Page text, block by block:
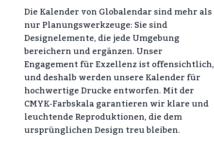
Die Kalender von Globalendar sind mehr als
nur Planungswerkzeuge: Sie sind
Designelemente, die jede Umgebung
bereichern und ergänzen. Unser
Engagement für Exzellenz ist offensichtlich,
und deshalb werden unsere Kalender für
hochwertige Drucke entworfen. Mit der
CMYK-Farbskala garantieren wir klare und
leuchtende Reproduktionen, die dem
ursprünglichen Design treu bleiben.